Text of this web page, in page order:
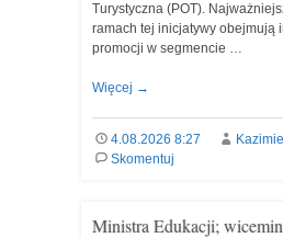
Turystyczna (POT).
ramach tej inicjatywy obejmują
promocji w segmencie …
Więcej →
4.08.2026 8:27
Skomentuj
Ministra Edukacji;